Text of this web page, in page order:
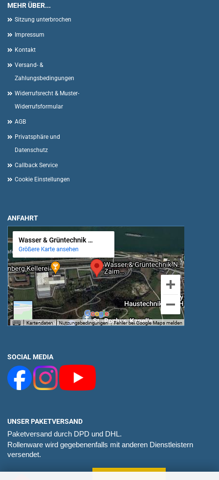
MEHR ÜBER...
Sitzung unterbrochen
Impressum
Kontakt
Versand- &
Zahlungsbedingungen
Widerrufsrecht & Muster-
Widerrufsformular
AGB
Privatsphäre und
Datenschutz
Callback Service
Cookie Einstellungen
ANFAHRT
SOCIAL MEDIA
UNSER PAKETVERSAND
Paketversand durch DPD und DHL.
Rollenware wird gegebenenfalls mit anderen Dienstleistern
versendet.